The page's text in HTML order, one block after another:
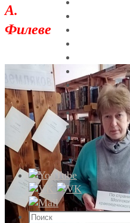
А.
Филеве
Что